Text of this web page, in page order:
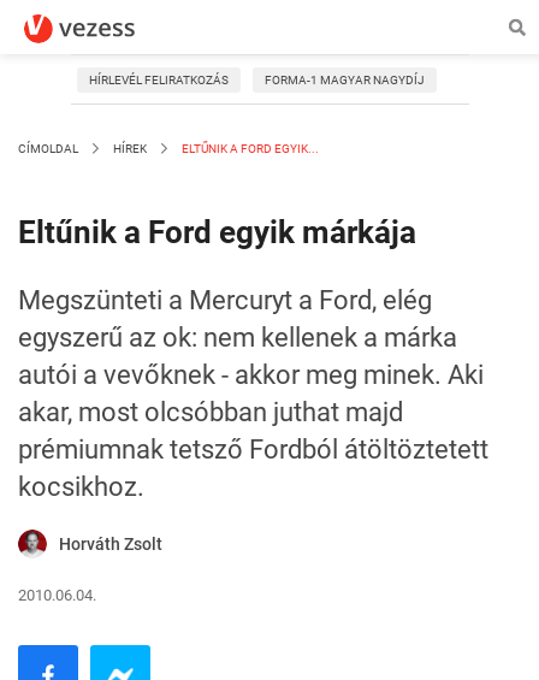
HÍRLEVÉL FELIRATKOZÁS FORMA-1 MAGYAR NAGYDÍJ
CÍMOLDAL HÍREK ELTŰNIK A FORD EGYIK...
Eltűnik a Ford egyik márkája
Megszünteti a Mercuryt a Ford, elég
egyszerű az ok: nem kellenek a márka
autói a vevőknek - akkor meg minek. Aki
akar, most olcsóbban juthat majd
prémiumnak tetsző Fordból átöltöztetett
kocsikhoz.
Horváth Zsolt
2010.06.04.